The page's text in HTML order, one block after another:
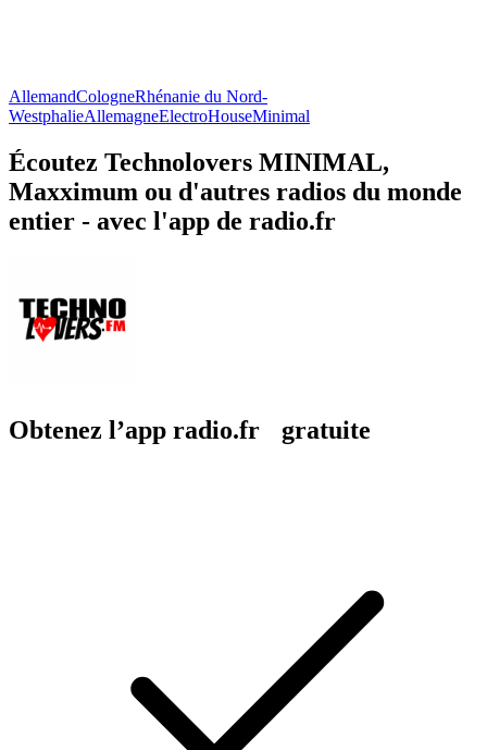
AllemandCologneRhénanie du Nord-
WestphalieAllemagneElectroHouseMinimal
Écoutez Technolovers MINIMAL,
Maxximum ou d'autres radios du monde
entier - avec l'app de radio.fr
Obtenez l’app radio.fr gratuite